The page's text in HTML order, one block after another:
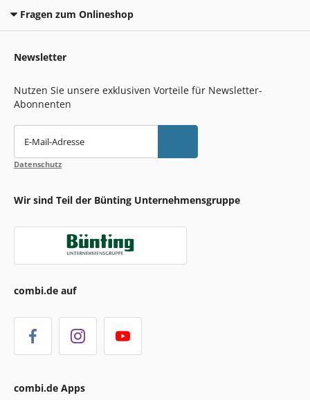
Fragen zum Onlineshop
Newsletter
Nutzen Sie unsere exklusiven Vorteile für Newsletter-
Abonnenten
E-Mail-Adresse
Datenschutz
Wir sind Teil der Bünting Unternehmensgruppe
combi.de auf
combi.de Apps